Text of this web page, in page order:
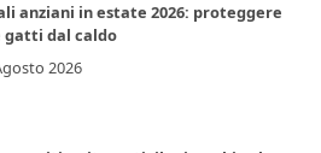
anziani in estate 2026: proteggere
gatti dal caldo
2026